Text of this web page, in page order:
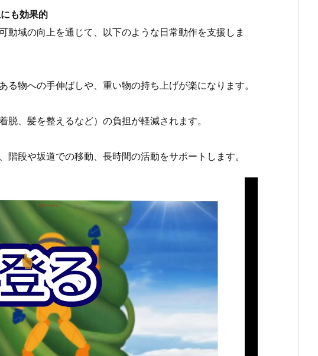
も効果的
動域の向上を通じて、以下のような日常動作を支援しま
物への手伸ばしや、重い物の持ち上げが楽になります。
、髪を整えるなど）の負担が軽減されます。
段や坂道での移動、長時間の活動をサポートします。